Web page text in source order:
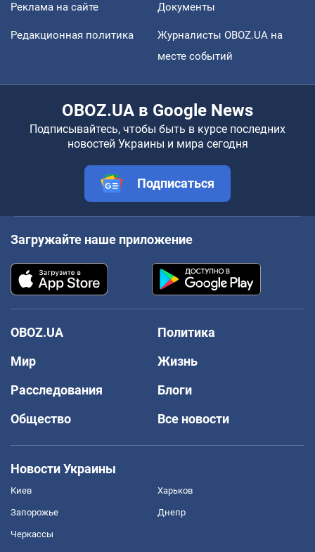
Реклама на сайте Документы
Редакционная политика
Журналисты OBOZ.UA на
месте событий
OBOZ.UA в Google News
Подписывайтесь, чтобы быть в курсе последних
новостей Украины и мира сегодня
Подписаться
Загружайте наше приложение
OBOZ.UA
Политика
Мир
Жизнь
Расследования
Блоги
Общество
Все новости
Новости Украины
Киев Харьков
Запорожье Днепр
Черкассы